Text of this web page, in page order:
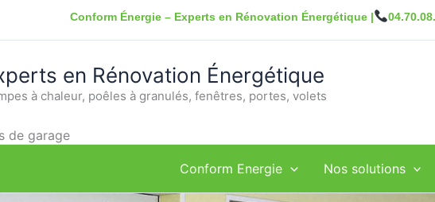
Conform Énergie – Experts en Rénovation Énergétique |
en Rénovation Énergétique
à chaleur, poêles à granulés, fenêtres, portes, volets
de garage
Conform Energie Nos solutions